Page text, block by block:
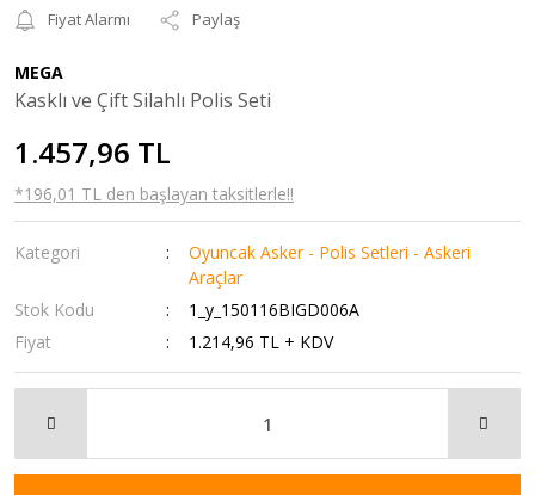
Fiyat Alarmı
Paylaş
MEGA
Kasklı ve Çift Silahlı Polis Seti
1.457,96 TL
*196,01 TL den başlayan taksitlerle!!
Kategori
Oyuncak Asker - Polis Setleri - Askeri
Araçlar
Stok Kodu
1_y_150116BIGD006A
Fiyat
1.214,96 TL + KDV